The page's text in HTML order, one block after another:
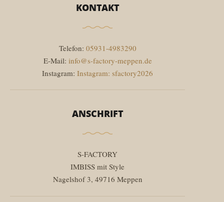
KONTAKT
Telefon: 05931-4983290
E-Mail: info@s-factory-meppen.de
Instagram: Instagram: sfactory2026
ANSCHRIFT
S-FACTORY
IMBISS mit Style
Nagelshof 3, 49716 Meppen